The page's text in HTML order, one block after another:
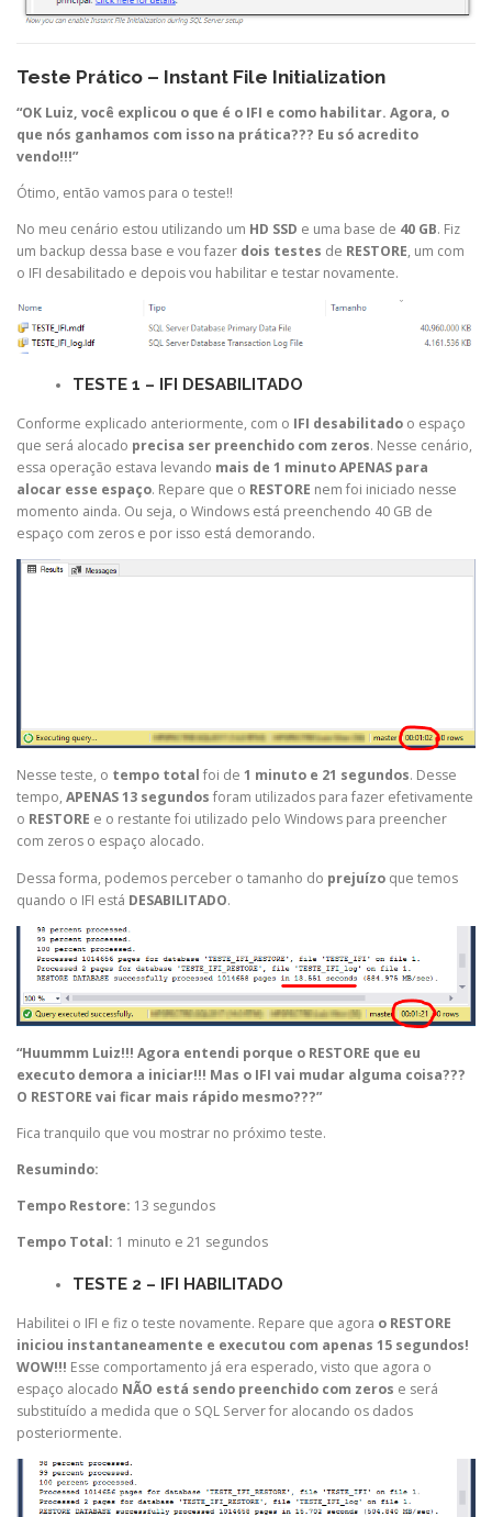
Teste Prático – Instant File Initialization
“OK Luiz, você explicou o que é o IFI e como habilitar. Agora, o
que nós ganhamos com isso na prática??? Eu só acredito
vendo!!!”
Ótimo, então vamos para o teste!!
No meu cenário estou utilizando um HD SSD e uma base de 40 GB. Fiz
um backup dessa base e vou fazer dois testes de RESTORE, um com
o IFI desabilitado e depois vou habilitar e testar novamente.
TESTE 1 – IFI DESABILITADO
Conforme explicado anteriormente, com o IFI desabilitado o espaço
que será alocado precisa ser preenchido com zeros. Nesse cenário,
essa operação estava levando mais de 1 minutoAPENAS para
alocar esse espaço. Repare que o RESTORE nem foi iniciado nesse
momento ainda. Ou seja, o Windows está preenchendo 40 GB de
espaço com zeros e por isso está demorando.
Nesse teste, o tempo total foi de 1 minuto e 21 segundos. Desse
tempo, APENAS 13 segundos foram utilizados para fazer efetivamente
o RESTORE e o restante foi utilizado pelo Windows para preencher
com zeros o espaço alocado.
Dessa forma, podemos perceber o tamanho do prejuízo que temos
quando o IFI está DESABILITADO.
“Huummm Luiz!!! Agora entendi porque o RESTORE que eu
executo demora a iniciar!!! Mas o IFI vai mudar alguma coisa???
O RESTORE vai ficar mais rápido mesmo???”
Fica tranquilo que vou mostrar no próximo teste.
Resumindo:
Tempo Restore: 13 segundos
Tempo Total: 1 minuto e 21 segundos
TESTE 2 – IFI HABILITADO
Habilitei o IFI e fiz o teste novamente. Repare que agora o RESTORE
iniciou instantaneamente e executou com apenas 15 segundos!
WOW!!! Esse comportamento já era esperado, visto que agora o
espaço alocado NÃO está sendo preenchido com zeros e será
substituído a medida que o SQL Server for alocando os dados
posteriormente.